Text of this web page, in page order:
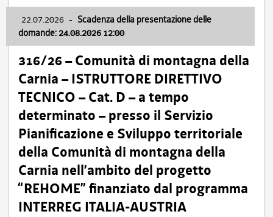
22.07.2026 - Scadenza della presentazione delle
domande: 24.08.2026 12:00
316/26 – Comunità di montagna della
Carnia – ISTRUTTORE DIRETTIVO
TECNICO – Cat. D – a tempo
determinato – presso il Servizio
Pianificazione e Sviluppo territoriale
della Comunità di montagna della
Carnia nell’ambito del progetto
“REHOME” finanziato dal programma
INTERREG ITALIA-AUSTRIA